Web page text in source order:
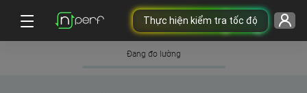
Thực hiện kiểm tra tốc độ
Đang đo lường